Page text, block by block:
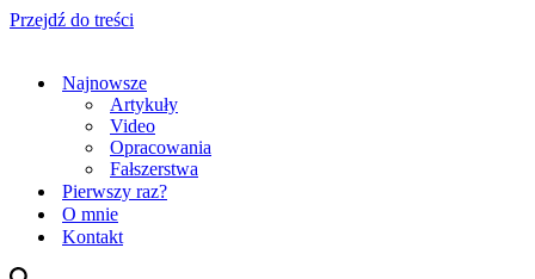
Przejdź do treści
Najnowsze
Artykuły
Video
Opracowania
Fałszerstwa
Pierwszy raz?
O mnie
Kontakt